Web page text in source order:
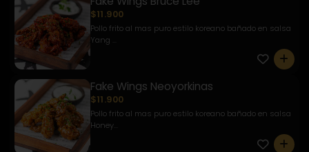
$11.900
Pollo frito al mas puro estilo koreano bañado en salsa
Yang ...
0
Fake Wings Neoyorkinas
$11.900
Pollo frito al mas puro estilo koreano bañado en salsa
Honey...
0